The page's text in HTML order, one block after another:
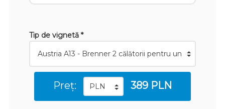
Tip de vignetă *
Preț: 389 PLN